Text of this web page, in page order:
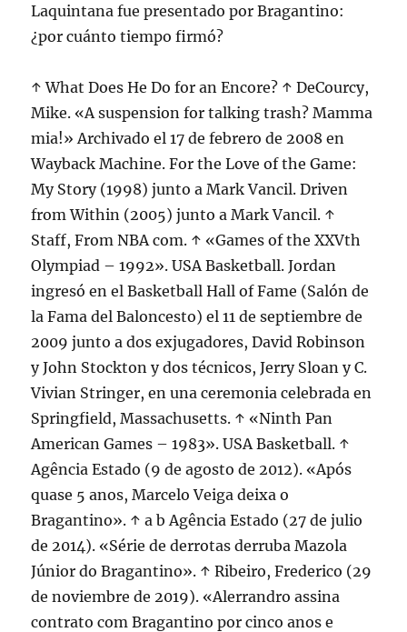
Laquintana fue presentado por Bragantino:
¿por cuánto tiempo firmó?
↑ What Does He Do for an Encore? ↑ DeCourcy,
Mike. «A suspension for talking trash? Mamma
mia!» Archivado el 17 de febrero de 2008 en
Wayback Machine. For the Love of the Game:
My Story (1998) junto a Mark Vancil. Driven
from Within (2005) junto a Mark Vancil. ↑
Staff, From NBA com. ↑ «Games of the XXVth
Olympiad – 1992». USA Basketball. Jordan
ingresó en el Basketball Hall of Fame (Salón de
la Fama del Baloncesto) el 11 de septiembre de
2009 junto a dos exjugadores, David Robinson
y John Stockton y dos técnicos, Jerry Sloan y C.
Vivian Stringer, en una ceremonia celebrada en
Springfield, Massachusetts. ↑ «Ninth Pan
American Games – 1983». USA Basketball. ↑
Agência Estado (9 de agosto de 2012). «Após
quase 5 anos, Marcelo Veiga deixa o
Bragantino». ↑ a b Agência Estado (27 de julio
de 2014). «Série de derrotas derruba Mazola
Júnior do Bragantino». ↑ Ribeiro, Frederico (29
de noviembre de 2019). «Alerrandro assina
contrato com Bragantino por cinco anos e